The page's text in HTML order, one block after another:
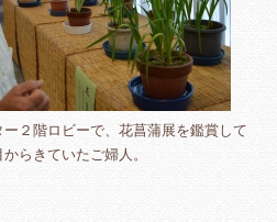
２階ロビーで、花菖蒲展を鑑賞して
らきていたご婦人。